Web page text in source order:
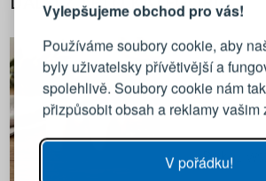
Vylepšujeme obchod pro vás!
Používáme soubory cookie, aby
byly uživatelsky přívětivější a
spolehlivě. Soubory cookie nám
přizpůsobit obsah a reklamy vašim
V pořádku!
Pokaż
Přihlaste se ke svému
Emailová adresa